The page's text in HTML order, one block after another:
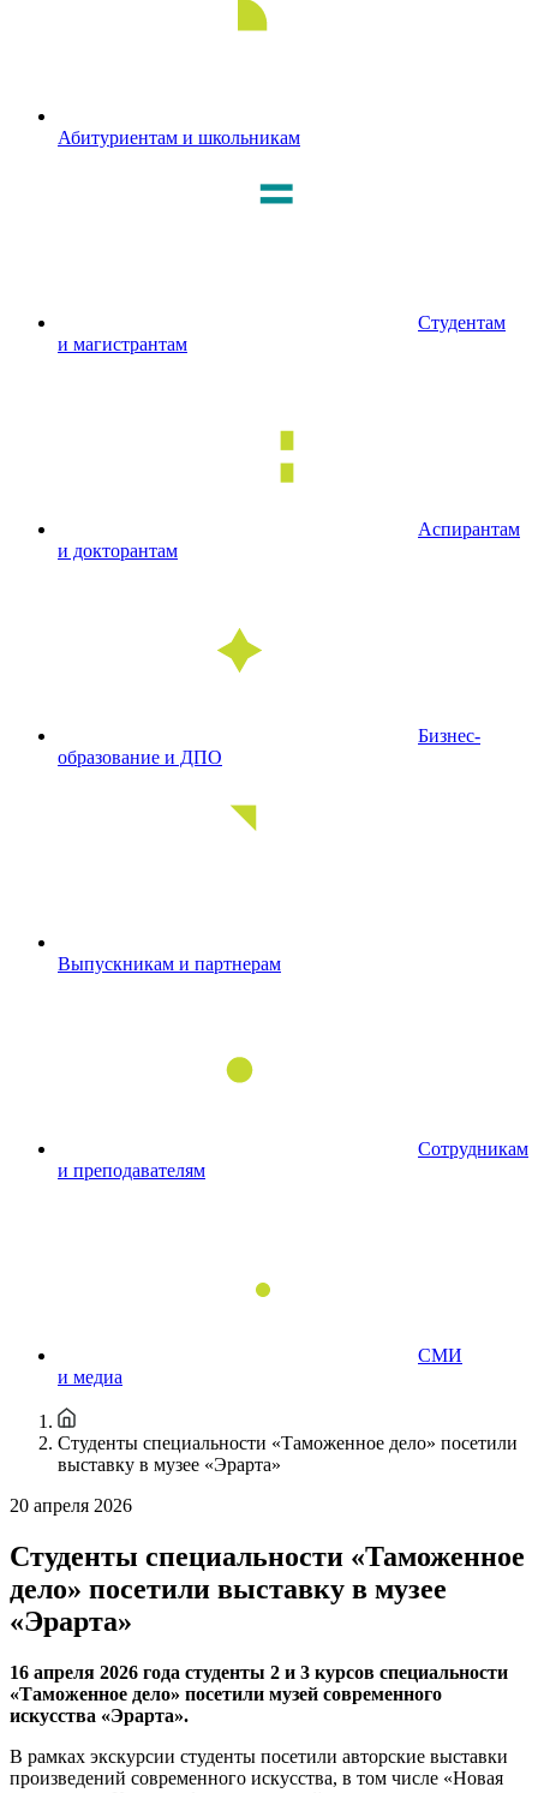
Абитуриентам и школьникам
Студентам
и магистрантам
Аспирантам
и докторантам
Бизнес-
образование и ДПО
Выпускникам и партнерам
Сотрудникам
и преподавателям
СМИ
и медиа
Студенты специальности «Таможенное дело» посетили
выставку в музее «Эрарта»
20 апреля 2026
Студенты специальности «Таможенное
дело» посетили выставку в музее
«Эрарта»
16 апреля 2026 года студенты 2 и 3 курсов специальности
«Таможенное дело» посетили музей современного
искусства «Эрарта».
В рамках экскурсии студенты посетили авторские выставки
произведений современного искусства, в том числе «Новая